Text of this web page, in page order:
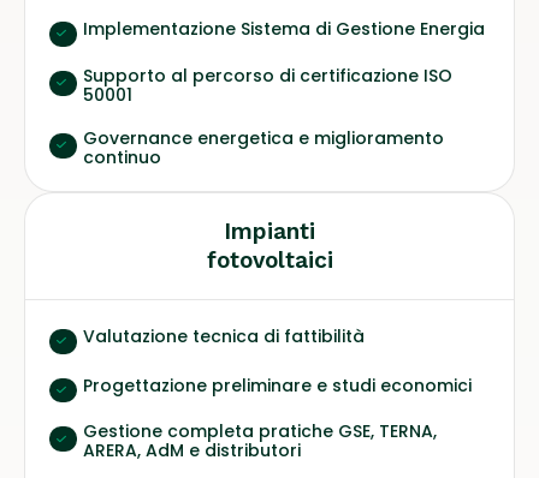
Implementazione Sistema di Gestione Energia
Supporto al percorso di certificazione ISO
50001
Governance energetica e miglioramento
continuo
Impianti
fotovoltaici
Valutazione tecnica di fattibilità
Progettazione preliminare e studi economici
Gestione completa pratiche GSE, TERNA,
ARERA, AdM e distributori